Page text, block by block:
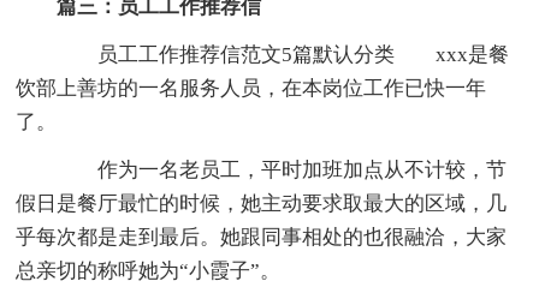
篇三：员工工作推荐信
员工工作推荐信范文5篇默认分类 xxx是餐
饮部上善坊的一名服务人员，在本岗位工作已快一年
了。
作为一名老员工，平时加班加点从不计较，节
假日是餐厅最忙的时候，她主动要求取最大的区域，几
乎每次都是走到最后。她跟同事相处的也很融洽，大家
总亲切的称呼她为“小霞子”。